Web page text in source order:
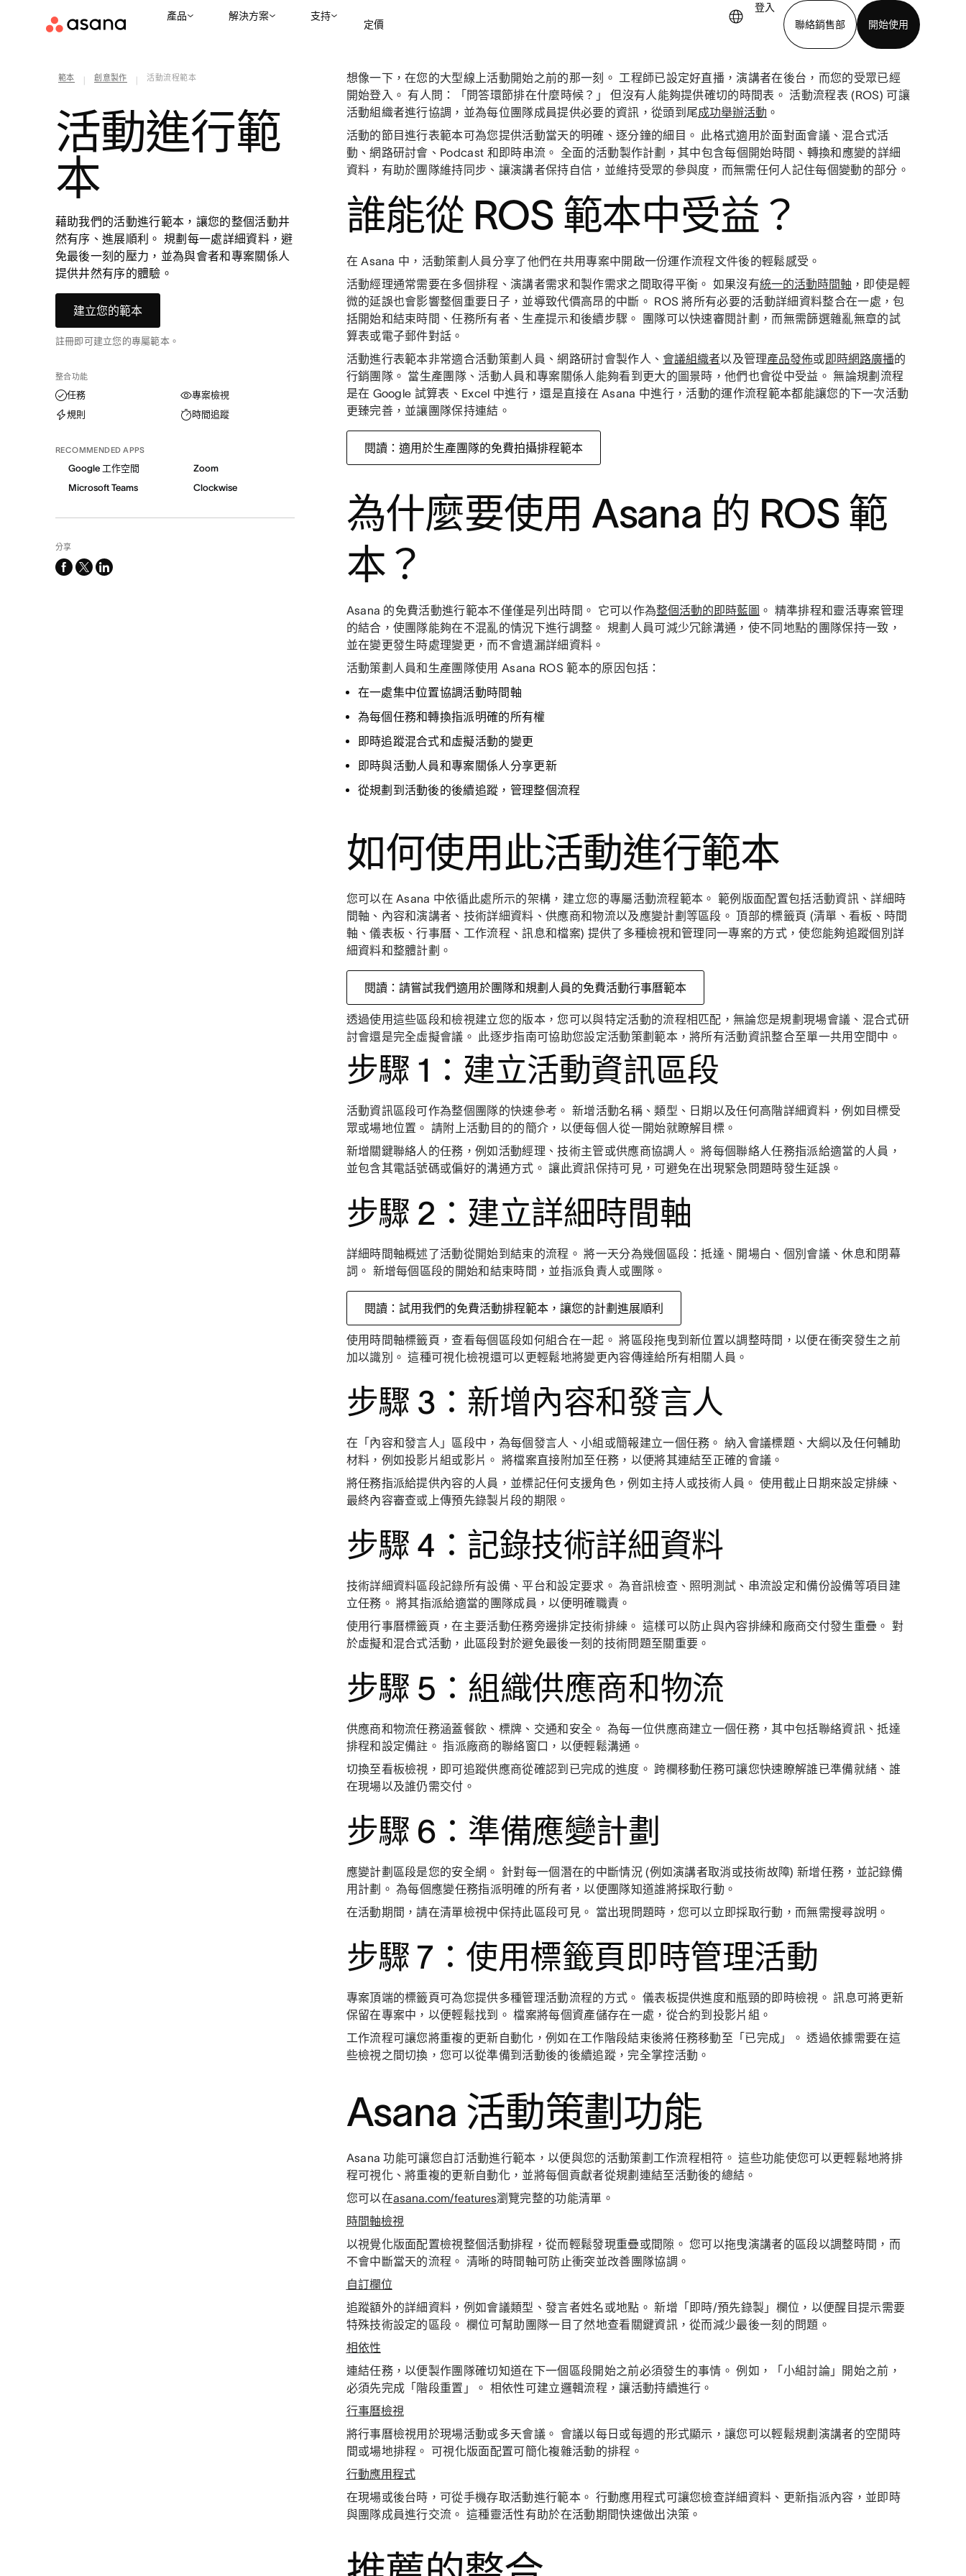
產品 解決方案 支持
定價
登入
聯絡銷售部
開始使用
聯絡銷售部 檢視示範 下載應用程式
範本 創意製作 活動流程範本
活動進行範
本
藉助我們的活動進行範本，讓您的整個活動井
然有序、進展順利。 規劃每一處詳細資料，避
免最後一刻的壓力，並為與會者和專案關係人
提供井然有序的體驗。
建立您的範本
註冊即可建立您的專屬範本。
整合功能
任務
專案檢視
規則
時間追蹤
RECOMMENDED APPS
Google 工作空間
Zoom
Microsoft Teams
Clockwise
分享
facebook
x-
linkedin
想像一下，在您的大型線上活動開始之前的那一刻。 工程師已設定好直播，演講者在後台，而您的受眾已經
開始登入。 有人問：「問答環節排在什麼時候？」 但沒有人能夠提供確切的時間表。 活動流程表 (ROS) 可讓
活動組織者進行協調，並為每位團隊成員提供必要的資訊，從頭到尾成功舉辦活動 。
活動的節目進行表範本可為您提供活動當天的明確、逐分鐘的細目。 此格式適用於面對面會議、混合式活
動、網路研討會、Podcast 和即時串流。 全面的活動製作計劃，其中包含每個開始時間、轉換和應變的詳細
資料，有助於團隊維持同步、讓演講者保持自信，並維持受眾的參與度，而無需任何人記住每個變動的部分。
誰能從 ROS 範本中受益？
在 Asana 中，活動策劃人員分享了他們在共用專案中開啟一份運作流程文件後的輕鬆感受。
活動經理通常需要在多個排程、演講者需求和製作需求之間取得平衡。 如果沒有統一的活動時間軸 ，即使是輕
微的延誤也會影響整個重要日子，並導致代價高昂的中斷。 ROS 將所有必要的活動詳細資料整合在一處，包
括開始和結束時間、任務所有者、生產提示和後續步驟。 團隊可以快速審閱計劃，而無需篩選雜亂無章的試
算表或電子郵件對話。
活動進行表範本非常適合活動策劃人員、網路研討會製作人、會議組織者以及管理產品發佈或 即時網路廣播的
行銷團隊。 當生產團隊、活動人員和專案關係人能夠看到更大的圖景時，他們也會從中受益。 無論規劃流程
是在 Google 試算表、Excel 中進行，還是直接在 Asana 中進行，活動的運作流程範本都能讓您的下一次活動
更臻完善，並讓團隊保持連結。
閱讀：適用於生產團隊的免費拍攝排程範本
為什麼要使用 Asana 的 ROS 範
本？
Asana 的免費活動進行範本不僅僅是列出時間。 它可以作為整個活動的即時藍圖 。 精準排程和靈活專案管理
的結合，使團隊能夠在不混亂的情況下進行調整。 規劃人員可減少冗餘溝通，使不同地點的團隊保持一致，
並在變更發生時處理變更，而不會遺漏詳細資料。
活動策劃人員和生產團隊使用 Asana ROS 範本的原因包括：
在一處集中位置協調活動時間軸
為每個任務和轉換指派明確的所有權
即時追蹤混合式和虛擬活動的變更
即時與活動人員和專案關係人分享更新
從規劃到活動後的後續追蹤，管理整個流程
如何使用此活動進行範本
您可以在 Asana 中依循此處所示的架構，建立您的專屬活動流程範本。 範例版面配置包括活動資訊、詳細時
間軸、內容和演講者、技術詳細資料、供應商和物流以及應變計劃等區段。 頂部的標籤頁 (清單、看板、時間
軸、儀表板、行事曆、工作流程、訊息和檔案) 提供了多種檢視和管理同一專案的方式，使您能夠追蹤個別詳
細資料和整體計劃。
閱讀：請嘗試我們適用於團隊和規劃人員的免費活動行事曆範本
透過使用這些區段和檢視建立您的版本，您可以與特定活動的流程相匹配，無論您是規劃現場會議、混合式研
討會還是完全虛擬會議。 此逐步指南可協助您設定活動策劃範本，將所有活動資訊整合至單一共用空間中。
步驟 1：建立活動資訊區段
活動資訊區段可作為整個團隊的快速參考。 新增活動名稱、類型、日期以及任何高階詳細資料，例如目標受
眾或場地位置。 請附上活動目的的簡介，以便每個人從一開始就瞭解目標。
新增關鍵聯絡人的任務，例如活動經理、技術主管或供應商協調人。 將每個聯絡人任務指派給適當的人員，
並包含其電話號碼或偏好的溝通方式。 讓此資訊保持可見，可避免在出現緊急問題時發生延誤。
步驟 2：建立詳細時間軸
詳細時間軸概述了活動從開始到結束的流程。 將一天分為幾個區段：抵達、開場白、個別會議、休息和閉幕
詞。 新增每個區段的開始和結束時間，並指派負責人或團隊。
閱讀：試用我們的免費活動排程範本，讓您的計劃進展順利
使用時間軸標籤頁，查看每個區段如何組合在一起。 將區段拖曳到新位置以調整時間，以便在衝突發生之前
加以識別。 這種可視化檢視還可以更輕鬆地將變更內容傳達給所有相關人員。
步驟 3：新增內容和發言人
在「內容和發言人」區段中，為每個發言人、小組或簡報建立一個任務。 納入會議標題、大綱以及任何輔助
材料，例如投影片組或影片。 將檔案直接附加至任務，以便將其連結至正確的會議。
將任務指派給提供內容的人員，並標記任何支援角色，例如主持人或技術人員。 使用截止日期來設定排練、
最終內容審查或上傳預先錄製片段的期限。
步驟 4：記錄技術詳細資料
技術詳細資料區段記錄所有設備、平台和設定要求。 為音訊檢查、照明測試、串流設定和備份設備等項目建
立任務。 將其指派給適當的團隊成員，以便明確職責。
使用行事曆標籤頁，在主要活動任務旁邊排定技術排練。 這樣可以防止與內容排練和廠商交付發生重疊。 對
於虛擬和混合式活動，此區段對於避免最後一刻的技術問題至關重要。
步驟 5：組織供應商和物流
供應商和物流任務涵蓋餐飲、標牌、交通和安全。 為每一位供應商建立一個任務，其中包括聯絡資訊、抵達
排程和設定備註。 指派廠商的聯絡窗口，以便輕鬆溝通。
切換至看板檢視，即可追蹤供應商從確認到已完成的進度。 跨欄移動任務可讓您快速瞭解誰已準備就緒、誰
在現場以及誰仍需交付。
步驟 6：準備應變計劃
應變計劃區段是您的安全網。 針對每一個潛在的中斷情況 (例如演講者取消或技術故障) 新增任務，並記錄備
用計劃。 為每個應變任務指派明確的所有者，以便團隊知道誰將採取行動。
在活動期間，請在清單檢視中保持此區段可見。 當出現問題時，您可以立即採取行動，而無需搜尋說明。
步驟 7：使用標籤頁即時管理活動
專案頂端的標籤頁可為您提供多種管理活動流程的方式。 儀表板提供進度和瓶頸的即時檢視。 訊息可將更新
保留在專案中，以便輕鬆找到。 檔案將每個資產儲存在一處，從合約到投影片組。
工作流程可讓您將重複的更新自動化，例如在工作階段結束後將任務移動至「已完成」。 透過依據需要在這
些檢視之間切換，您可以從準備到活動後的後續追蹤，完全掌控活動。
Asana 活動策劃功能
Asana 功能可讓您自訂活動進行範本，以便與您的活動策劃工作流程相符。 這些功能使您可以更輕鬆地將排
程可視化、將重複的更新自動化，並將每個貢獻者從規劃連結至活動後的總結。
您可以在asana.com/features瀏覽完整的功能清單。
時間軸檢視
以視覺化版面配置檢視整個活動排程，從而輕鬆發現重疊或間隙。 您可以拖曳演講者的區段以調整時間，而
不會中斷當天的流程。 清晰的時間軸可防止衝突並改善團隊協調。
自訂欄位
追蹤額外的詳細資料，例如會議類型、發言者姓名或地點。 新增「即時/預先錄製」欄位，以便醒目提示需要
特殊技術設定的區段。 欄位可幫助團隊一目了然地查看關鍵資訊，從而減少最後一刻的問題。
相依性
連結任務，以便製作團隊確切知道在下一個區段開始之前必須發生的事情。 例如，「小組討論」開始之前，
必須先完成「階段重置」。 相依性可建立邏輯流程，讓活動持續進行。
行事曆檢視
將行事曆檢視用於現場活動或多天會議。 會議以每日或每週的形式顯示，讓您可以輕鬆規劃演講者的空閒時
間或場地排程。 可視化版面配置可簡化複雜活動的排程。
行動應用程式
在現場或後台時，可從手機存取活動進行範本。 行動應用程式可讓您檢查詳細資料、更新指派內容，並即時
與團隊成員進行交流。 這種靈活性有助於在活動期間快速做出決策。